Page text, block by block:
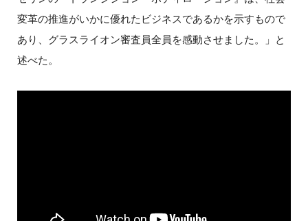
変革の推進がいかに優れたビジネスであるかを示すもので
あり、グラスライオン審査員全員を感動させました。」と
述べた。